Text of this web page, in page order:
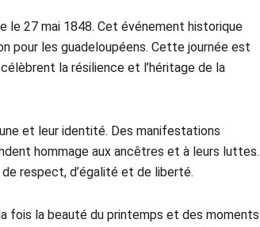
le 27 mai 1848. Cet événement historique
pour les guadeloupéens. Cette journée est
la résilience et l’héritage de la
et leur identité. Des manifestations
hommage aux ancêtres et à leurs luttes.
respect, d’égalité et de liberté.
fois la beauté du printemps et des moments